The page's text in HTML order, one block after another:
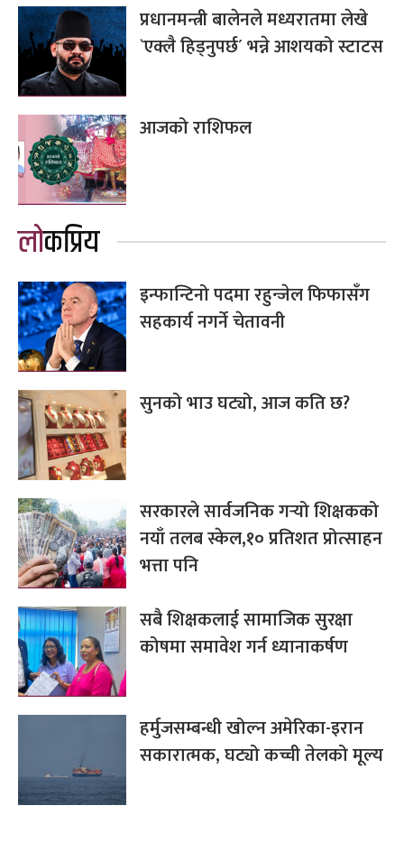
प्रधानमन्त्री बालेनले मध्यरातमा लेखे
`एक्लै हिड्नुपर्छ´ भन्ने आशयको स्टाटस
आजको राशिफल
लोकप्रिय
इन्फान्टिनो पदमा रहुन्जेल फिफासँग
सहकार्य नगर्ने चेतावनी
सुनको भाउ घट्यो, आज कति छ?
सरकारले सार्वजनिक गर्‍यो शिक्षकको
नयाँ तलब स्केल,१० प्रतिशत प्रोत्साहन
भत्ता पनि
सबै शिक्षकलाई सामाजिक सुरक्षा
कोषमा समावेश गर्न ध्यानाकर्षण
हर्मुजसम्बन्धी खोल्न अमेरिका-इरान
सकारात्मक, घट्यो कच्ची तेलको मूल्य